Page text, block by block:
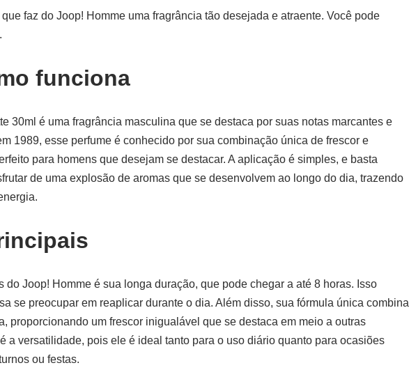
faz do Joop! Homme uma fragrância tão desejada e atraente. Você pode
.
funciona
30ml é uma fragrância masculina que se destaca por suas notas marcantes e
1989, esse perfume é conhecido por sua combinação única de frescor e
para homens que desejam se destacar. A aplicação é simples, e basta
de uma explosão de aromas que se desenvolvem ao longo do dia, trazendo
do Joop! Homme é sua longa duração, que pode chegar a até 8 horas. Isso
se preocupar em reaplicar durante o dia. Além disso, sua fórmula única combina
proporcionando um frescor inigualável que se destaca em meio a outras
a versatilidade, pois ele é ideal tanto para o uso diário quanto para ocasiões
ou festas.